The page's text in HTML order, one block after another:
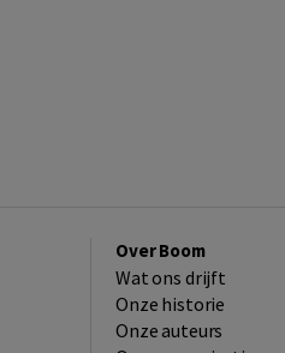
Over Boom
Wat ons drijft
Onze historie
Onze auteurs